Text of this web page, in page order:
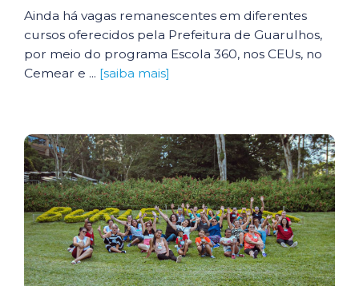
Ainda há vagas remanescentes em diferentes
cursos oferecidos pela Prefeitura de Guarulhos,
por meio do programa Escola 360, nos CEUs, no
Cemear e ... [saiba mais]